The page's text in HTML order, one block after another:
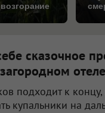
сказочное
подходит к
купальники на